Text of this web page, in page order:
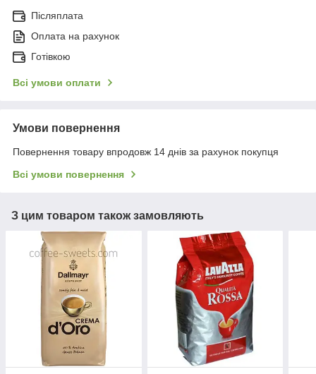
Післяплата
Оплата на рахунок
Готівкою
Всі умови оплати
Умови повернення
Повернення товару впродовж 14 днів за рахунок покупця
Всі умови повернення
З цим товаром також замовляють